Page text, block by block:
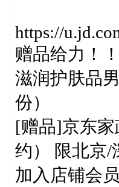
https://
赠品给力！
滋润护肤品
份）
[赠品]京东
约） 限北京/
加入店铺会